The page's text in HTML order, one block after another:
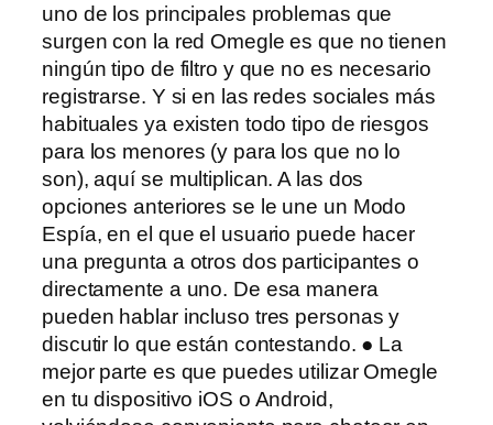
uno de los principales problemas que
surgen con la red Omegle es que no tienen
ningún tipo de filtro y que no es necesario
registrarse. Y si en las redes sociales más
habituales ya existen todo tipo de riesgos
para los menores (y para los que no lo
son), aquí se multiplican. A las dos
opciones anteriores se le une un Modo
Espía, en el que el usuario puede hacer
una pregunta a otros dos participantes o
directamente a uno. De esa manera
pueden hablar incluso tres personas y
discutir lo que están contestando. ● La
mejor parte es que puedes utilizar Omegle
en tu dispositivo iOS o Android,